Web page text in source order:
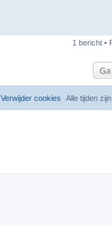
1 bericht •
Alle tijden zijn
Verwijder cookies